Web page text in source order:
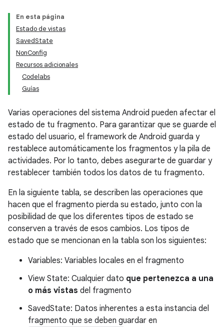
En esta página
Estado de vistas
SavedState
NonConfig
Recursos adicionales
Codelabs
Guías
Varias operaciones del sistema Android pueden afectar el
estado de tu fragmento. Para garantizar que se guarde el
estado del usuario, el framework de Android guarda y
restablece automáticamente los fragmentos y la pila de
actividades. Por lo tanto, debes asegurarte de guardar y
restablecer también todos los datos de tu fragmento.
En la siguiente tabla, se describen las operaciones que
hacen que el fragmento pierda su estado, junto con la
posibilidad de que los diferentes tipos de estado se
conserven a través de esos cambios. Los tipos de
estado que se mencionan en la tabla son los siguientes:
Variables: Variables locales en el fragmento
View State: Cualquier dato que pertenezca a una
o más vistas del fragmento
SavedState: Datos inherentes a esta instancia del
fragmento que se deben guardar en